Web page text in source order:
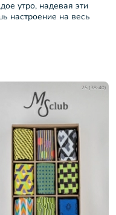
утро, надевая эти
настроение на весь
25 (38-40)